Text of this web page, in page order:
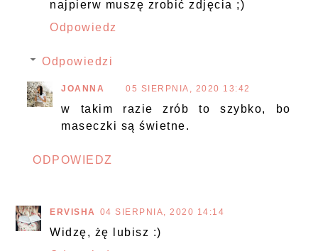
najpierw muszę zrobić zdjęcia ;)
Odpowiedz
Odpowiedzi
JOANNA 05 SIERPNIA, 2020 13:42
w takim razie zrób to szybko, bo
maseczki są świetne.
ODPOWIEDZ
ERVISHA 04 SIERPNIA, 2020 14:14
Widzę, żę lubisz :)